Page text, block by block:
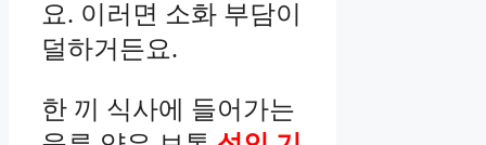
요. 이러면 소화 부담이
덜하거든요.
한 끼 식사에 들어가는